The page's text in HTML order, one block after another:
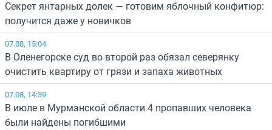
Секрет янтарных долек — готовим яблочный конфитюр:
получится даже у новичков
07.08, 15:04
В Оленегорске суд во второй раз обязал северянку
очистить квартиру от грязи и запаха животных
07.08, 14:39
В июле в Мурманской области 4 пропавших человека
были найдены погибшими